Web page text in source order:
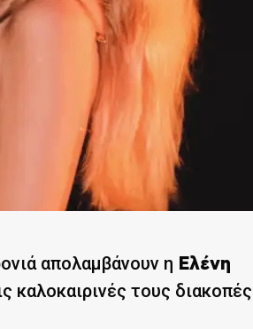
απολαμβάνουν η Ελένη
καλοκαιρινές τους διακοπές